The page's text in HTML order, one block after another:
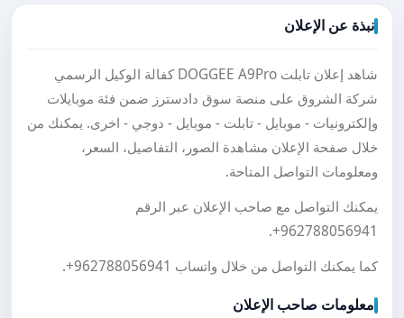
نبذة عن الإعلان
شاهد إعلان تابلت DOGGEE A9Pro كفالة الوكيل الرسمي
شركة الشروق على منصة سوق دادسترز ضمن فئة موبايلات
وإلكترونيات - موبايل - تابلت - موبايل - دوجي - اخرى. يمكنك من
خلال صفحة الإعلان مشاهدة الصور، التفاصيل، السعر،
ومعلومات التواصل المتاحة.
يمكنك التواصل مع صاحب الإعلان عبر الرقم
+962788056941
.
كما يمكنك التواصل من خلال واتساب +962788056941
.
معلومات صاحب الإعلان